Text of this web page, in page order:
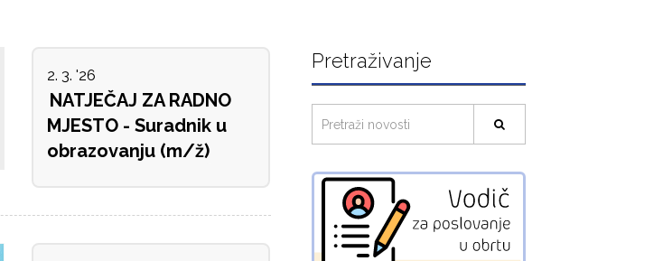
2. 3. '26
NATJEČAJ ZA RADNO
MJESTO - Suradnik u
obrazovanju (m/ž)
Pretraživanje